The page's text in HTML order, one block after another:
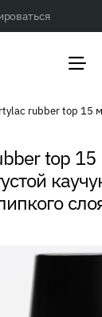
top
rubber top 15